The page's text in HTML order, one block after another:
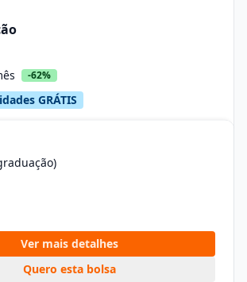
-62%
GRÁTIS
Ver mais detalhes
Quero esta bolsa